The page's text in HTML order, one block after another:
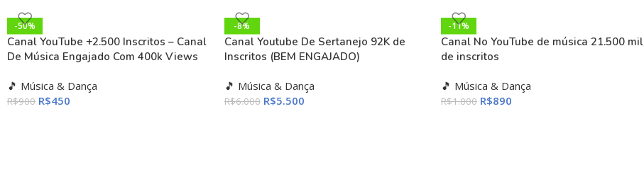
-50%
Canal YouTube +2.500 Inscritos – Canal
De Música Engajado Com 400k Views
🎵 Música & Dança
R$900 R$450
-8%
Canal Youtube De Sertanejo 92K de
Inscritos (BEM ENGAJADO)
🎵 Música & Dança
R$6.000 R$5.500
-11%
Canal No YouTube de música 21.500 mil
de inscritos
🎵 Música & Dança
R$1.000 R$890